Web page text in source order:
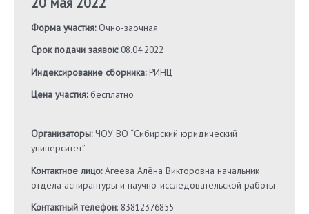
Форма участия:Очно-заочная
Срок подачи заявок:08.04.2022
Индексирование сборника:РИНЦ
Цена участия:бесплатно
Организаторы:ЧОУ ВО “Сибирский юридический
университет”
Контактное лицо:Агеева Алёна Викторовна начальник
отдела аспирантуры и научно-исследовательской работы
Контактный телефон: 83812376855